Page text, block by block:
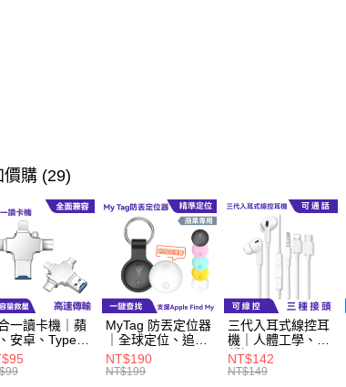
價購 (29)
一讀卡機｜蘋
安卓、Type-C
MyTag 防丟定位器
｜全球定位、追蹤
器
NT$190
NT$199
三代入耳式線控耳
機｜人體工學、三
種插頭
NT$142
NT$149